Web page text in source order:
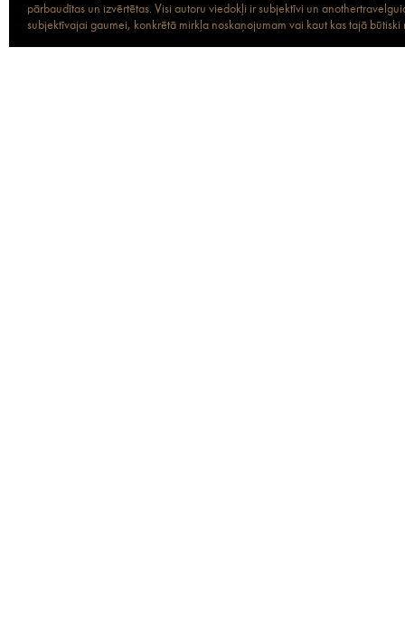
pārbaudītas un izvērtētas. Visi autoru viedokļi ir subjektīvi un
subjektīvajai gaumei, konkrētā mirkļa noskaņojumam vai kaut kas tajā